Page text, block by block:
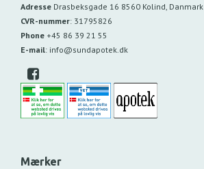
Adresse Drasbeksgade 16 8560 Kolind, Danmark
CVR-nummer: 31795826
Phone +45 86 39 21 55
E-mail: info@sundapotek.dk
Mærker